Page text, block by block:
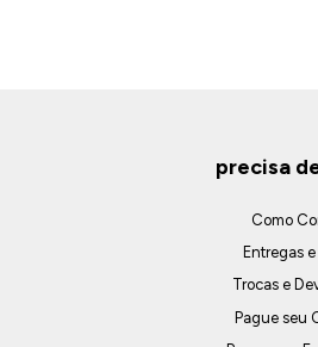
precisa
Como
Entregas
Trocas e
Pague seu